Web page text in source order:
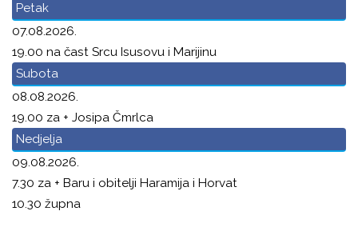
Petak
07.08.2026.
19.00 na čast Srcu Isusovu i Marijinu
Subota
08.08.2026.
19.00 za + Josipa Čmrlca
Nedjelja
09.08.2026.
7.30 za + Baru i obitelji Haramija i Horvat
10.30 župna